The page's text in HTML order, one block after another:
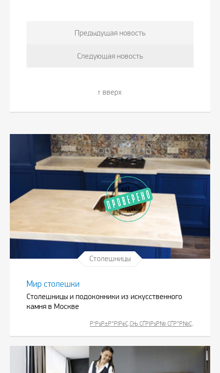
Предыдущая новость
Следующая новость
вверх
Столешницы
Мир столешки
Столешницы и подоконники из искусственного
камня в Москве
Р”РѕР±Р°РІРёС‚СЊ СЃРІРѕР№ СЃР°Р№С‚